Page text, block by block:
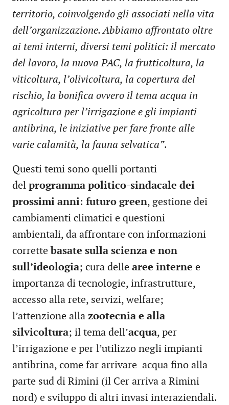
territorio, coinvolgendo gli associati nella vita
dell’organizzazione. Abbiamo affrontato oltre
ai temi interni, diversi temi politici: il mercato
del lavoro, la nuova PAC, la frutticoltura, la
viticoltura, l’olivicoltura, la copertura del
rischio, la bonifica ovvero il tema acqua in
agricoltura per l’irrigazione e gli impianti
antibrina, le iniziative per fare fronte alle
varie calamità, la fauna selvatica”.
Questi temi sono quelli portanti
del programma politico-sindacale dei
prossimi anni: futuro green, gestione dei
cambiamenti climatici e questioni
ambientali, da affrontare con informazioni
correttebasate sulla scienza e non
sull’ideologia; cura delle aree interne e
importanza di tecnologie, infrastrutture,
accesso alla rete, servizi, welfare;
l’attenzione alla zootecnia e alla
silvicoltura; il tema dell’acqua, per
l’irrigazione e per l’utilizzo negli impianti
antibrina, come far arrivare acqua fino alla
parte sud di Rimini (il Cer arriva a Rimini
nord) e sviluppo di altri invasi interaziendali.